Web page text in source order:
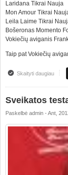
Laridana Tikrai Nauja
Mon Amour Tikrai
Leila Laime Tikrai
Bošeronas Momento
Vokiečių aviganis
Taip pat Vokiečių
Skaityti daugiauapie
Sveikatos
Paskelbė admin - Ant,